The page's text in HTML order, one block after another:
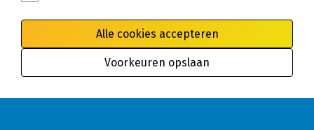
Alle cookies accepteren
Voorkeuren opslaan